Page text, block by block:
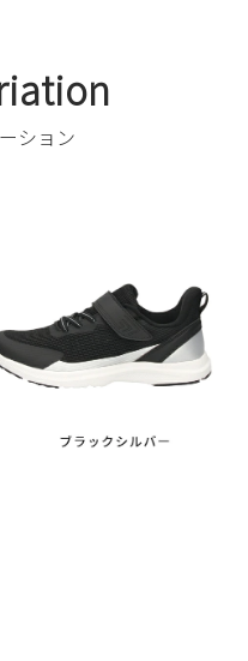
ション